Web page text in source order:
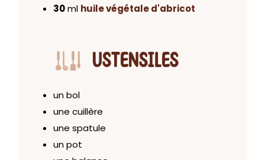
30ml huile végétale d'abricot
USTENSILES
un bol
une cuillère
une spatule
un pot